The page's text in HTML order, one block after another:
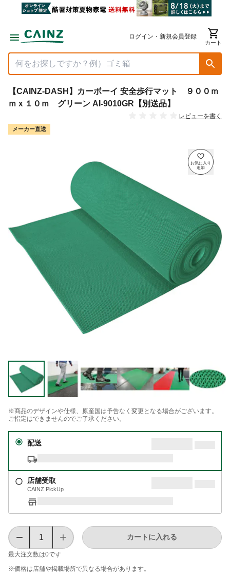
ログイン・新規会員登録
カート
【CAINZ-DASH】カーボーイ 安全歩行マット ９００ｍ
ｍｘ１０ｍ グリーン AI-9010GR【別送品】
レビューを書く
メーカー直送
※商品のデザインや仕様、原産国は予告なく変更となる場合がございます。
ご指定はできませんのでご了承ください。
配送
店舗受取
CAINZ PickUp
最大注文数は0です
カートに入れる
※価格は​店舗や​掲載場所で​異なる​場合が​あります。